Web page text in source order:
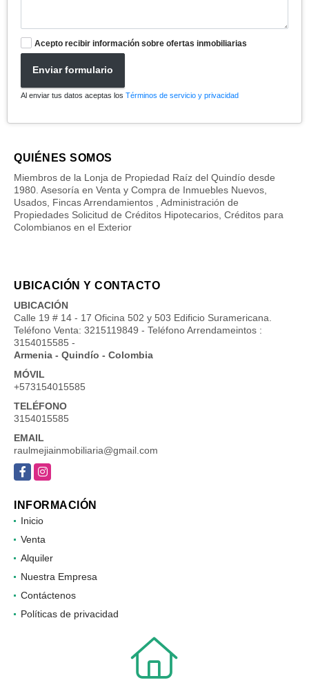
Acepto recibir información sobre ofertas inmobiliarias
Enviar formulario
Al enviar tus datos aceptas los Términos de servicio y privacidad
QUIÉNES SOMOS
Miembros de la Lonja de Propiedad Raíz del Quindío desde
1980. Asesoría en Venta y Compra de Inmuebles Nuevos,
Usados, Fincas Arrendamientos , Administración de
Propiedades Solicitud de Créditos Hipotecarios, Créditos para
Colombianos en el Exterior
UBICACIÓN Y CONTACTO
UBICACIÓN
Calle 19 # 14 - 17 Oficina 502 y 503 Edificio Suramericana.
Teléfono Venta: 3215119849 - Teléfono Arrendameintos :
3154015585 -
Armenia - Quindío - Colombia
MÓVIL
+573154015585
TELÉFONO
3154015585
EMAIL
raulmejiainmobiliaria@gmail.com
FacebookInstagram
INFORMACIÓN
Inicio
Venta
Alquiler
Nuestra Empresa
Contáctenos
Políticas de privacidad